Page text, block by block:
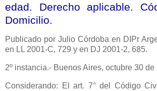
edad. Derecho aplicable.
Domicilio.
Publicado por Julio Córdoba en DIPr
en LL 2001-C, 729 y en DJ 2001-2, 685.
2º instancia.- Buenos Aires, octubre 30 de
Considerando: El art. 7° del Código